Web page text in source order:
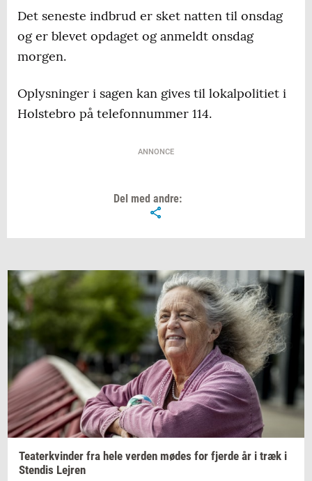
Det seneste indbrud er sket natten til onsdag
og er blevet opdaget og anmeldt onsdag
morgen.
Oplysninger i sagen kan gives til lokalpolitiet i
Holstebro på telefonnummer 114.
ANNONCE
Del med andre:
Te­a­ter­kvin­der fra hele ver­den mødes for fjer­de år i træk i
Sten­dis Lej­ren